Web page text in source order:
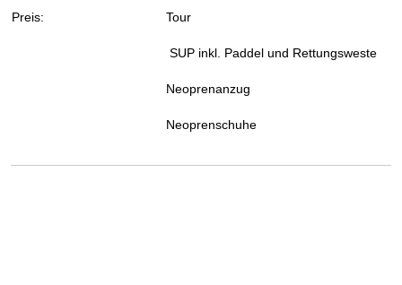
Preis: Tour
SUP inkl. Paddel und Rettungsweste
Neoprenanzug
Neoprenschuhe